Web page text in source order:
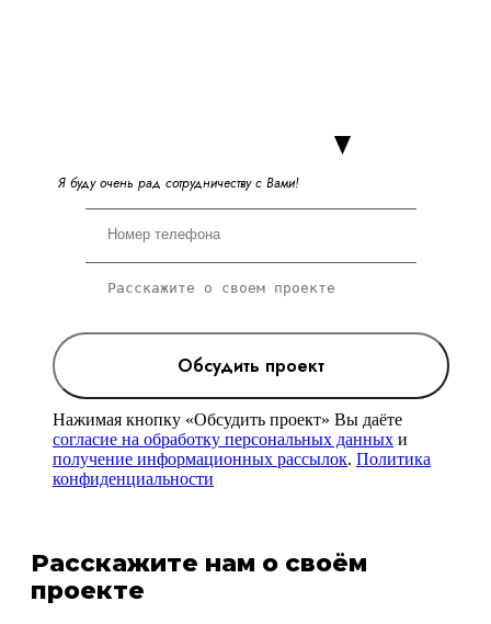
Я буду очень рад сотрудничеству с Вами!
Обсудить проект
Нажимая кнопку «Обсудить проект» Вы даёте
согласие на обработку персональных данных и
получение информационных рассылок. Политика
конфиденциальности
Расскажите нам о своём
проекте